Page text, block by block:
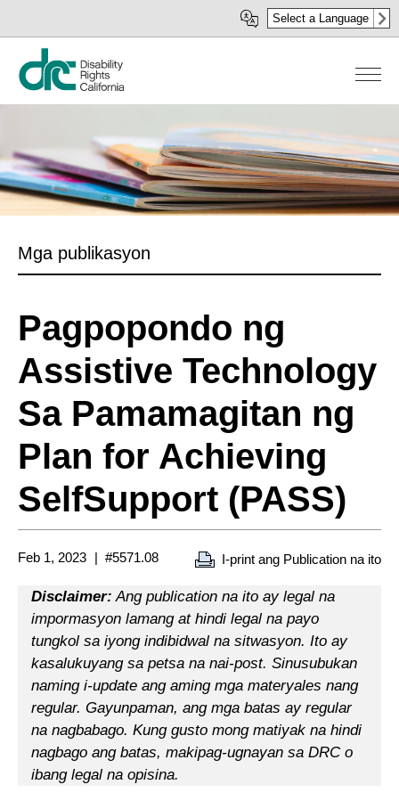
to
content
Select a Language
Mga publikasyon
Pagpopondo ng
Assistive Technology
Sa Pamamagitan ng
Plan for Achieving
SelfSupport (PASS)
Feb 1, 2023 #5571.08 I-print ang Publication na ito
Disclaimer: Ang publication na ito ay legal na
impormasyon lamang at hindi legal na payo
tungkol sa iyong indibidwal na sitwasyon. Ito ay
kasalukuyang sa petsa na nai-post. Sinusubukan
naming i-update ang aming mga materyales nang
regular. Gayunpaman, ang mga batas ay regular
na nagbabago. Kung gusto mong matiyak na hindi
nagbago ang batas, makipag-ugnayan sa DRC o
ibang legal na opisina.